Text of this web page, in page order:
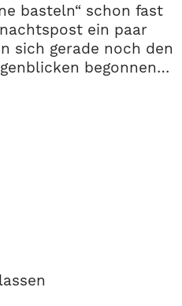
basteln“ schon fast
ein paar
sich gerade noch den
begonnen…